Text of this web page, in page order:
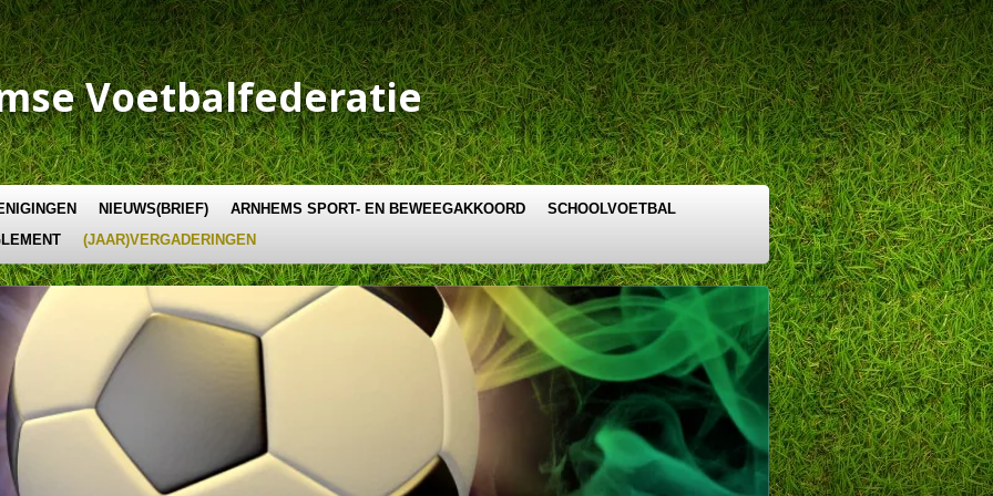
Voetbalfederatie
NIEUWS(BRIEF) ARNHEMS SPORT- EN BEWEEGAKKOORD
SCHOOLVOETBAL
(JAAR)VERGADERINGEN